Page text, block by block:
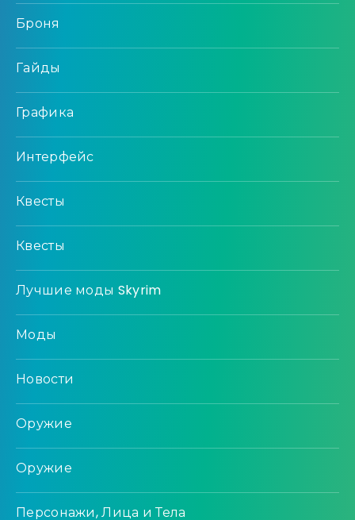
Броня
Гайды
Графика
Интерфейс
Квесты
Квесты
Лучшие моды Skyrim
Моды
Новости
Оружие
Оружие
Персонажи, Лица и Тела